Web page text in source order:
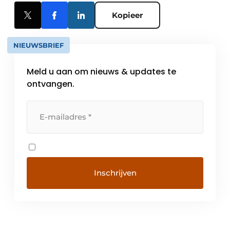
Kopieer
NIEUWSBRIEF
Meld u aan om nieuws & updates te
ontvangen.